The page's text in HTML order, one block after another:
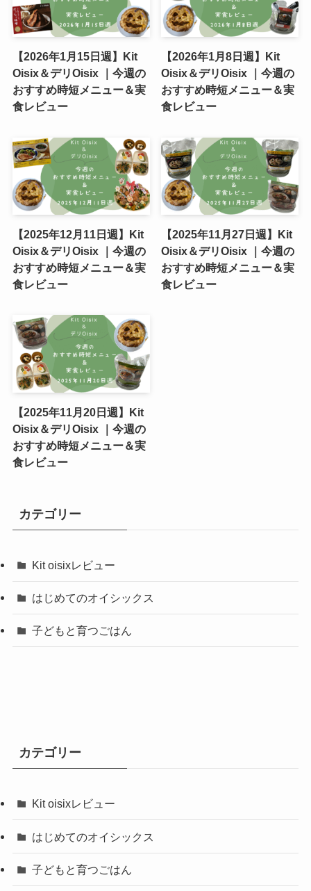
【2026年1月15日週】Kit
Oisix＆デリOisix ｜今週の
おすすめ時短メニュー＆実
食レビュー
【2026年1月8日週】Kit
Oisix＆デリOisix ｜今週の
おすすめ時短メニュー＆実
食レビュー
【2025年12月11日週】Kit
Oisix＆デリOisix ｜今週の
おすすめ時短メニュー＆実
食レビュー
【2025年11月27日週】Kit
Oisix＆デリOisix ｜今週の
おすすめ時短メニュー＆実
食レビュー
【2025年11月20日週】Kit
Oisix＆デリOisix ｜今週の
おすすめ時短メニュー＆実
食レビュー
カテゴリー
Kit oisixレビュー
はじめてのオイシックス
子どもと育つごはん
カテゴリー
Kit oisixレビュー
はじめてのオイシックス
子どもと育つごはん